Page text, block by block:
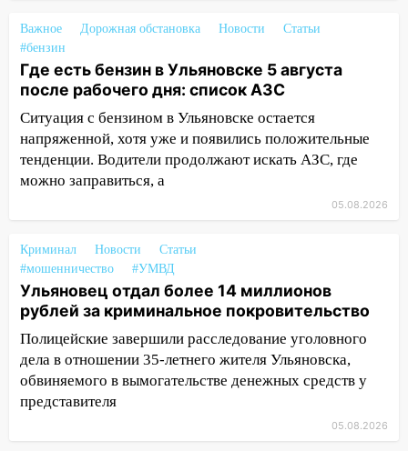
06:00
Топор убил человека, а пожары
уничтожили 122 дома
05:00 Вселенная выбрала фаворита:
гороскоп на 4 августа — один знак ждет
настоящий прорыв
03.08.2026
20:38
Ульяновские легкоатлетки
завоевали серебро Первенства России
ударил знакомого ножом в грудь
19:39 В Ульяновске открылась выставка
к 100-летию художника Владимира
Зинина
19:10 Прогноз погоды в Ульяновской
области на 4 августа
18:54 На трассе Казань — Ульяновск
Важное Дорожная обстановка Новости
Статьи
#бензин
Где есть бензин в Ульяновске 5 августа
после рабочего дня: список АЗС
Ситуация с бензином в Ульяновске остается
напряженной, хотя уже и появились положительные
тенденции. Водители продолжают искать АЗС, где
можно заправиться, а
05.08.2026
Криминал Новости
Статьи
#мошенничество
#УМВД
Ульяновец отдал более 14 миллионов
рублей за криминальное покровительство
Полицейские завершили расследование уголовного
дела в отношении 35-летнего жителя Ульяновска,
обвиняемого в вымогательстве денежных средств у
представителя
05.08.2026